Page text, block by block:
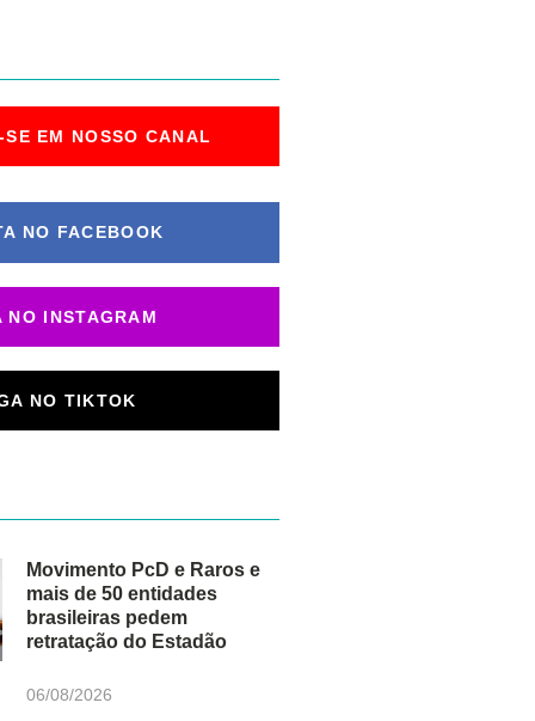
SE EM NOSSO CANAL
NO FACEBOOK
NO INSTAGRAM
NO TIKTOK
Movimento PcD e Raros e
mais de 50 entidades
brasileiras pedem
retratação do Estadão
06/08/2026